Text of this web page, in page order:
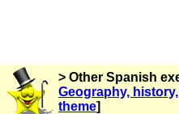
> Other Spanish
Geography,
theme]